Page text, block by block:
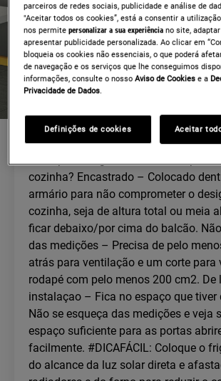
ESPAÇO
cozinha? Encastrado – Colocado
armário para não comprometer o
cozinha, seja de altura total ou meia
ficar debaixo/por cima do balcão.
das medições – Precisa de pelo
atrás para ventilação e um corte para
rodapé com pelo menos 200 cm2. De
instalaçao – Fica no espaço que tiver
Não se esqueça das medições e veja
espaço suficiente para as portas
facilmente. #DICAFÁCIL: Coloque o
do alcance da luz solar direta e
parceiros de redes sociais, publicidade e análise de
"Aceitar todos os cookies”, está a consentir a
nos permitepersonalizar a sua experiênciano site,
apresentar publicidade personalizada. Ao clicar em
bloqueia os cookies não essenciais, o que poderá
de navegação e os serviços que lhe conseguimos
informações, consulte o nossoAviso de Cookies e a
Privacidade de Dados.
Definições de cookies Aceitar